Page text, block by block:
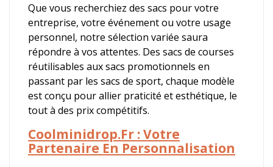
Que vous recherchiez des sacs pour votre
entreprise, votre événement ou votre usage
personnel, notre sélection variée saura
répondre à vos attentes. Des sacs de courses
réutilisables aux sacs promotionnels en
passant par les sacs de sport, chaque modèle
est conçu pour allier praticité et esthétique, le
tout à des prix compétitifs.
Coolminidrop.fr : Votre
Partenaire En Personnalisation